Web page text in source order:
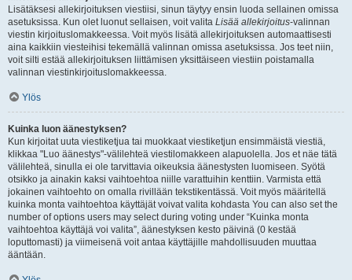
Lisätäksesi allekirjoituksen viestiisi, sinun täytyy ensin luoda sellainen omissa
asetuksissa. Kun olet luonut sellaisen, voit valita Lisää allekirjoitus-valinnan
viestin kirjoituslomakkeessa. Voit myös lisätä allekirjoituksen automaattisesti
aina kaikkiin viesteihisi tekemällä valinnan omissa asetuksissa. Jos teet niin,
voit silti estää allekirjoituksen liittämisen yksittäiseen viestiin poistamalla
valinnan viestinkirjoituslomakkeessa.
Ylös
Kuinka luon äänestyksen?
Kun kirjoitat uuta viestiketjua tai muokkaat viestiketjun ensimmäistä viestiä,
klikkaa "Luo äänestys"-välilehteä viestilomakkeen alapuolella. Jos et näe tätä
välilehteä, sinulla ei ole tarvittavia oikeuksia äänestysten luomiseen. Syötä
otsikko ja ainakin kaksi vaihtoehtoa niille varattuihin kenttiin. Varmista että
jokainen vaihtoehto on omalla rivillään tekstikentässä. Voit myös määritellä
kuinka monta vaihtoehtoa käyttäjät voivat valita kohdasta You can also set the
number of options users may select during voting under “Kuinka monta
vaihtoehtoa käyttäjä voi valita”, äänestyksen kesto päivinä (0 kestää
loputtomasti) ja viimeisenä voit antaa käyttäjille mahdollisuuden muuttaa
ääntään.